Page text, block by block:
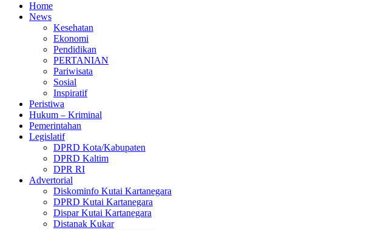
Home
News
Kesehatan
Ekonomi
Pendidikan
PERTANIAN
Pariwisata
Sosial
Inspiratif
Peristiwa
Hukum – Kriminal
Pemerintahan
Legislatif
DPRD Kota/Kabupaten
DPRD Kaltim
DPR RI
Advertorial
Diskominfo Kutai Kartanegara
DPRD Kutai Kartanegara
Dispar Kutai Kartanegara
Distanak Kukar